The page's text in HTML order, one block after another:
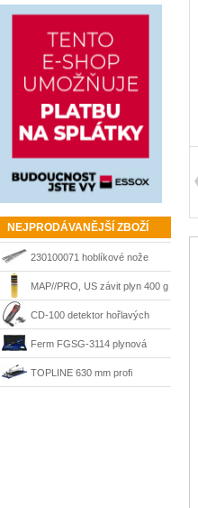
NEJPRODÁVANĚJŠÍ ZBOŽÍ
230100071 hoblíkové nože
HSS 210 mm Matrix
MAP//PRO, US závit plyn 400 g
Bernzomatic
CD-100 detektor hořlavých
plynů Ridgid 36163
Ferm FGSG-3114 plynová
pájka SGM1006
TOPLINE 630 mm profi